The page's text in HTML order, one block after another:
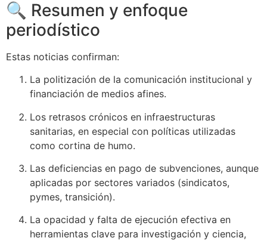
🔍 Resumen y enfoque
periodístico
Estas noticias confirman:
La politización de la comunicación institucional y
financiación de medios afines.
Los retrasos crónicos en infraestructuras
sanitarias, en especial con políticas utilizadas
como cortina de humo.
Las deficiencias en pago de subvenciones, aunque
aplicadas por sectores variados (sindicatos,
pymes, transición).
La opacidad y falta de ejecución efectiva en
herramientas clave para investigación y ciencia,